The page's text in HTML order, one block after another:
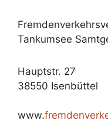
Tankumsee
Hauptstr. 27
38550 Isenbüttel
www.